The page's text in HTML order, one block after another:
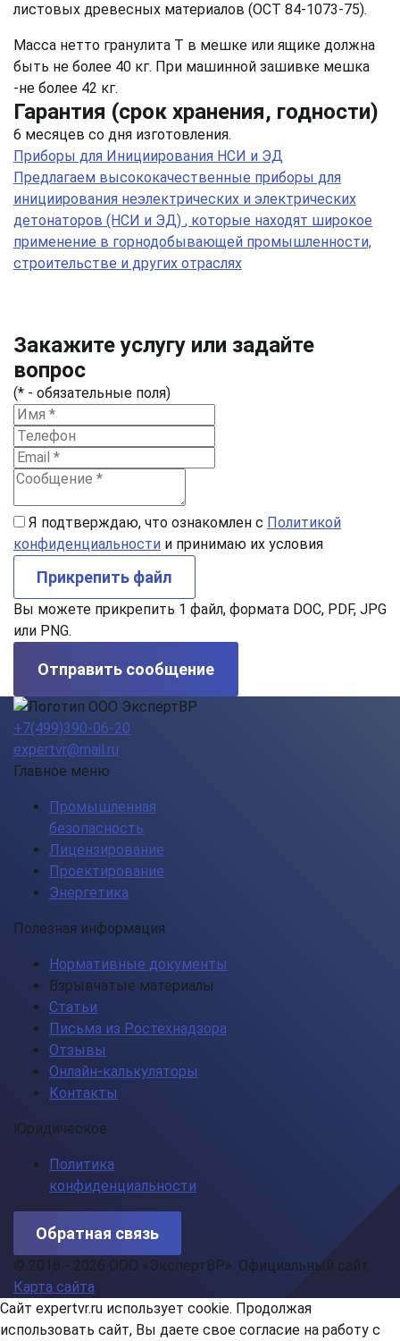
листовых древесных материалов (ОСТ 84-1073-75).
Масса нетто гранулита Т в мешке или ящике должна
быть не более 40 кг. При машинной зашивке мешка
-не более 42 кг.
Гарантия (срок хранения, годности)
6 месяцев со дня изготовления.
Приборы для Инициирования НСИ и ЭД
Предлагаем высококачественные приборы для
инициирования неэлектрических и электрических
детонаторов (НСИ и ЭД) , которые находят широкое
применение в горнодобывающей промышленности,
строительстве и других отраслях
Закажите услугу или задайте
вопрос
(* - обязательные поля)
Я подтверждаю, что ознакомлен с Политикой
конфиденциальности и принимаю их условия
Прикрепить файл
Вы можете прикрепить 1 файл, формата DOC, PDF, JPG
или PNG.
Отправить сообщение
+7(499)390-06-20
expertvr@mail.ru
Главное меню
Промышленная
безопасность
Лицензирование
Проектирование
Энергетика
Полезная информация
Нормативные документы
Взрывчатые материалы
Статьи
Письма из Ростехнадзора
Отзывы
Онлайн-калькуляторы
Контакты
Юридическое
Политика
конфиденциальности
Обратная связь
© 2016 - 2026 ООО «ЭкспертВР». Официальный сайт.
Карта сайта
Сайт expertvr.ru использует cookie. Продолжая
использовать сайт, Вы даете свое согласие на работу с